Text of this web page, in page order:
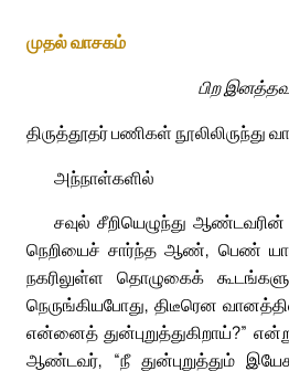
முதல் வாசகம்
பிற
திருத்தூதர் பணிகள் நூலிலிருந்து
அந்நாள்களில்
சவுல் சீறியெழுந்து
நெறியைச் சார்ந்த ஆண், பெண்
நகரிலுள்ள தொழுகைக்
நெருங்கியபோது, திடீரென
என்னைத் துன்புறுத்துகிறாய்?”
ஆண்டவர், “நீ துன்புறுத்தும்